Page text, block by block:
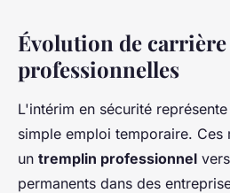
Évolution de
professionnelles
L'intérim en sécurité
simple emploi temporaire. Ces
un tremplin professionnel
permanents dans des